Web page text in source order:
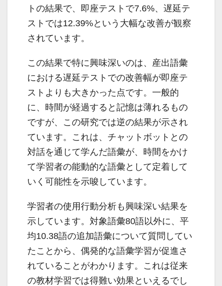
トの結果で、即座テストで7.6%、遅延テ
ストでは12.39%という大幅な改善が観察
されています。
この結果で特に興味深いのは、産出語彙
における遅延テストでの改善幅が即座テ
ストよりも大きかった点です。一般的
に、時間が経過すると記憶は薄れるもの
ですが、この研究では逆の結果が示され
ています。これは、チャットボットとの
対話を通じて学んだ語彙が、時間をかけ
て学習者の能動的な語彙として定着して
いく可能性を示唆しています。
学習者の使用行動分析も興味深い結果を
示しています。対象語彙80語以外に、平
均10.38語の追加語彙について質問してい
たことから、偶発的な語彙学習が促進さ
れていることがわかります。これは従来
の教材学習では得難い効果といえるでし